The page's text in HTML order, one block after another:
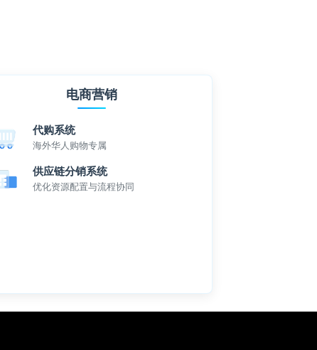
电商营销
代购系统
海外华人购物专属
供应链分销系统
优化资源配置与流程协同